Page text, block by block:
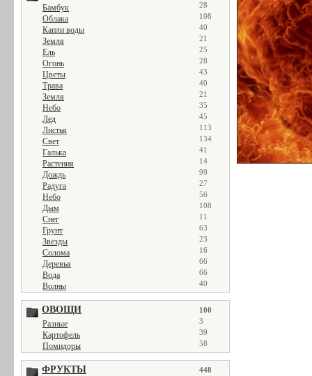
Бамбук 28
Облака 108
Капли воды 40
Земля 21
Ель 25
Огонь 28
Цветы 43
Трава 40
Земля 21
Небо 35
Лед 45
Листья 113
Свет 134
Галька 41
Растения 14
Дождь 99
Радуга 27
Небо 56
Дым 108
Снег 11
Грунт 63
Звезды 23
Солома 16
Деревья 66
Вода 66
Волны 40
ОВОЩИ 100
Разные 3
Картофель 39
Помидоры 58
ФРУКТЫ 448